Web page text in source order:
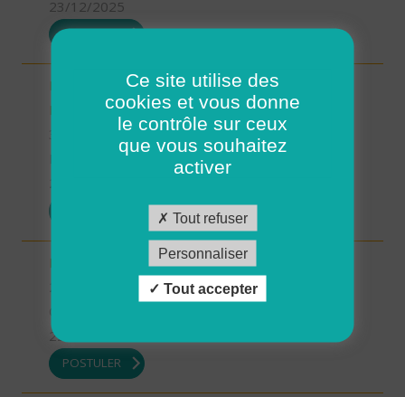
23/12/2025
POSTULER
INTERVENANT.E A DOMICILE - MARTIGNE-
RETIERS (H/F)
35 - Ille-et-Vilaine
Possibilité de CDI ou CDD
Intervenant à Domicile sur ROSCOFF (H/F)
22/12/2025
POSTULER
Ce site utilise des
cookies et vous donne
le contrôle sur ceux
que vous souhaitez
activer
Tout refuser
Personnaliser
Tout accepter